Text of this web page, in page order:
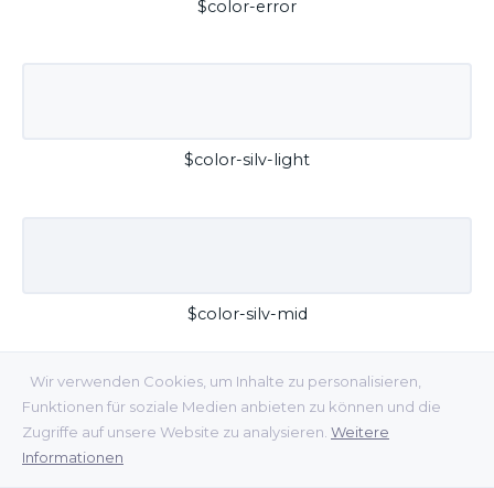
Wir verwenden Cookies, um Inhalte zu personalisieren,
Funktionen für soziale Medien anbieten zu können und die
Zugriffe auf unsere Website zu analysieren. Weitere
Informationen
$color-error
$color-silv-light
$color-silv-mid